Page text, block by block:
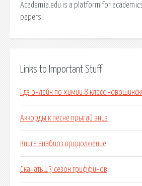
Academia.edu is a platform for
papers.
Links to Important Stuff
Гдз онлайн по химии 8 класс
Аккорды к песне прыгай вниз
Книга анабиоз продолжение
Скачать 13 сезон гриффинов